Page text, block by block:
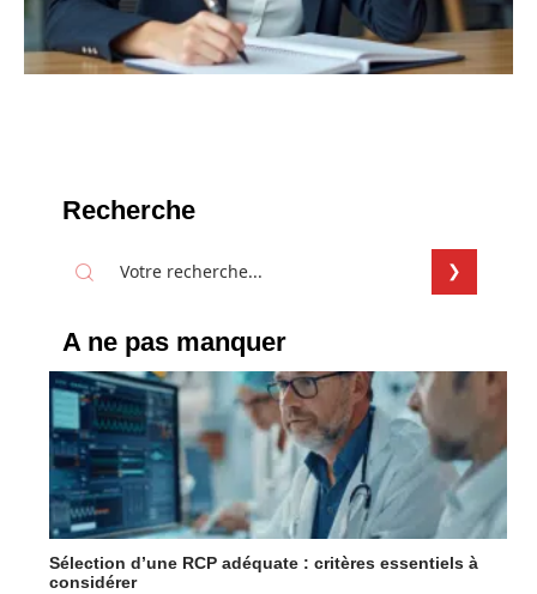
Recherche
A ne pas manquer
Sélection d’une RCP adéquate : critères essentiels à
considérer